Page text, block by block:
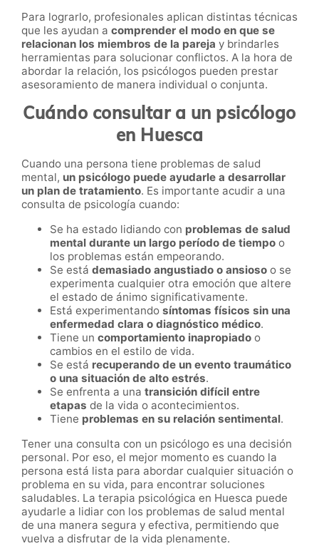
Para lograrlo, profesionales aplican distintas técnicas
que les ayudan a comprender el modo en que se
relacionan los miembros de la pareja y brindarles
herramientas para solucionar conflictos. A la hora de
abordar la relación, los psicólogos pueden prestar
asesoramiento de manera individual o conjunta.
Cuándo consultar a un psicólogo
en Huesca
Cuando una persona tiene problemas de salud
mental, un psicólogo puede ayudarle a desarrollar
un plan de tratamiento. Es importante acudir a una
consulta de psicología cuando:
Se ha estado lidiando con problemas de salud
mental durante un largo período de tiempo o
los problemas están empeorando.
Se está demasiado angustiado o ansioso o se
experimenta cualquier otra emoción que altere
el estado de ánimo significativamente.
Está experimentando síntomas físicos sin una
enfermedad clara o diagnóstico médico.
Tiene un comportamiento inapropiado o
cambios en el estilo de vida.
Se está recuperando de un evento traumático
o una situación de alto estrés.
Se enfrenta a una transición difícil entre
etapas de la vida o acontecimientos.
Tiene problemas en su relación sentimental.
Tener una consulta con un psicólogo es una decisión
personal. Por eso, el mejor momento es cuando la
persona está lista para abordar cualquier situación o
problema en su vida, para encontrar soluciones
saludables. La terapia psicológica en Huesca puede
ayudarle a lidiar con los problemas de salud mental
de una manera segura y efectiva, permitiendo que
vuelva a disfrutar de la vida plenamente.